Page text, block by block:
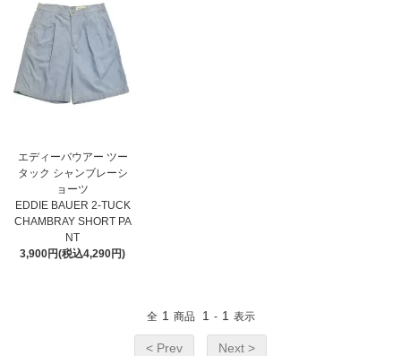
エディーバウアー ツー
タック シャンブレーシ
ョーツ
EDDIE BAUER 2-TUCK
CHAMBRAY SHORT PA
NT
3,900円(税込4,290円)
全 1 商品 1 - 1 表示
< Prev Next >